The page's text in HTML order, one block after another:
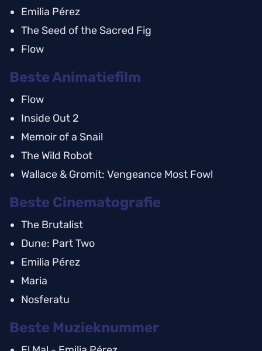
Emilia Pérez
The Seed of the Sacred Fig
Flow
Beste Animatiefilm
Flow
Inside Out 2
Memoir of a Snail
The Wild Robot
Wallace & Gromit: Vengeance Most Fowl
Beste Cinematografie
The Brutalist
Dune: Part Two
Emilia Pérez
Maria
Nosferatu
Beste Muzieknummer